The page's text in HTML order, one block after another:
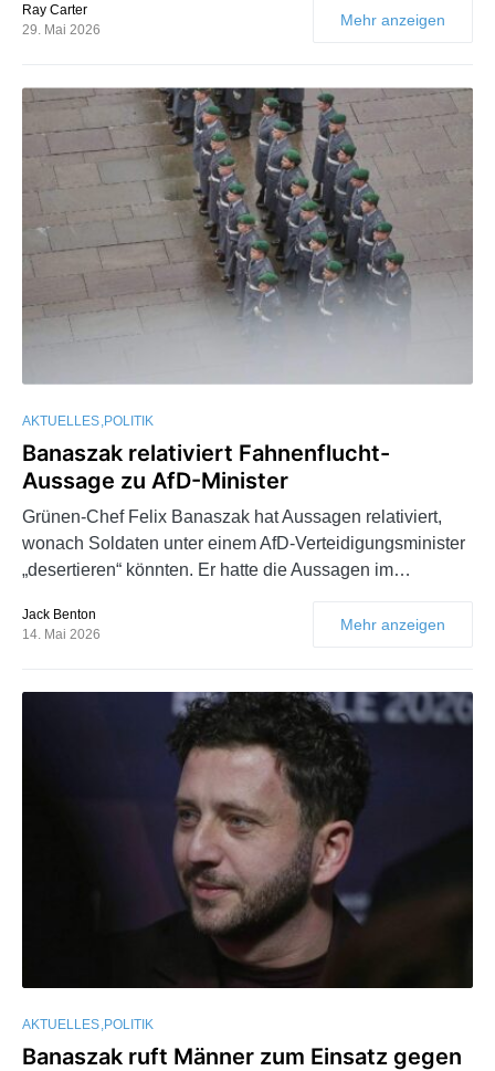
Ray Carter
29. Mai 2026
Mehr anzeigen
AKTUELLES POLITIK
Banaszak relativiert Fahnenflucht-
Aussage zu AfD-Minister
Grünen-Chef Felix Banaszak hat Aussagen relativiert,
wonach Soldaten unter einem AfD-Verteidigungsminister
„desertieren“ könnten. Er hatte die Aussagen im…
Jack Benton
14. Mai 2026
Mehr anzeigen
AKTUELLES POLITIK
Banaszak ruft Männer zum Einsatz gegen